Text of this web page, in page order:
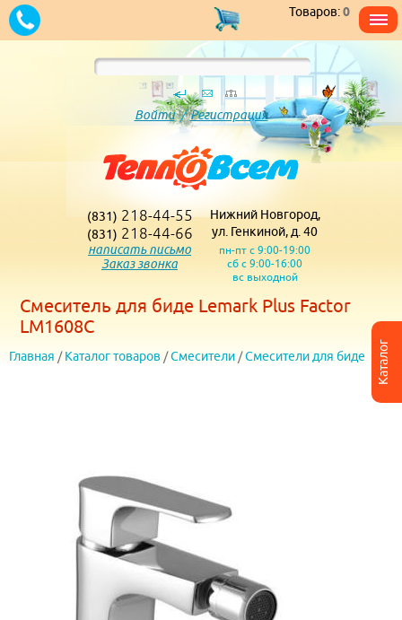
Каталог
Товаров:0
Войти/Регистрация
(831) 218-44-55
(831) 218-44-66
написать письмо
Заказ звонка
Нижний Новгород,
ул. Генкиной, д. 40
пн-пт с 9:00-19:00
сб с 9:00-16:00
вс выходной
Смеситель для биде Lemark Plus Factor
LM1608C
Главная / Каталог товаров /Смесители /Смесители для биде